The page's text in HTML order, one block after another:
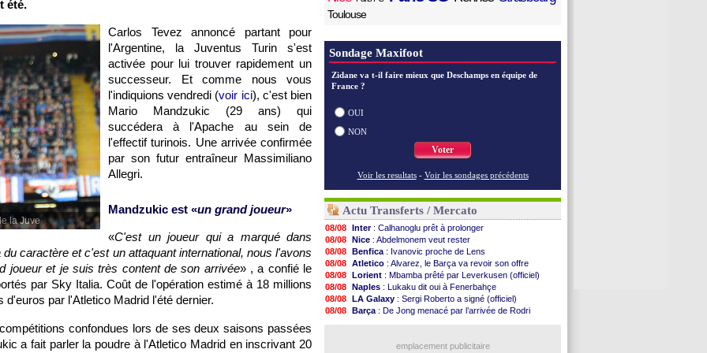
été.
la Juve
Carlos Tevez annoncé partant pour
l'Argentine, la Juventus Turin s'est
activée pour lui trouver rapidement un
successeur. Et comme nous vous
l'indiquions vendredi (voir ici), c'est bien
Mario Mandzukic (29 ans) qui
succédera à l'Apache au sein de
l'effectif turinois. Une arrivée confirmée
par son futur entraîneur Massimiliano
Allegri.
Mandzukic est «un grand joueur»
«C'est un joueur qui a marqué dans
caractère et c'est un attaquant international, nous l'avons
joueur et je suis très content de son arrivée» , a confié le
par Sky Italia. Coût de l'opération estimé à 18 millions
par l'Atletico Madrid l'été dernier.
confondues lors de ses deux saisons passées
a fait parler la poudre à l'Atletico Madrid en inscrivant 20
Toulouse
Sondage Maxifoot
Zidane va t-il faire mieux que Deschamps en équipe de
France ?
OUI
NON
Voter
Voir les resultats - Voir les sondages précédents
Actu Transferts / Mercato
08/08 Inter: Calhanoglu prêt à prolonger
08/08 Nice : Abdelmonem veut rester
08/08 Benfica : Ivanovic proche de Lens
08/08 Atletico : Alvarez, le Barça va revoir son offre
08/08 Lorient : Mbamba prêté par Leverkusen (officiel)
08/08 Naples : Lukaku dit oui à Fenerbahçe
08/08 LA Galaxy : Sergi Roberto a signé (officiel)
08/08 Barça : De Jong menacé par l’arrivée de Rodri
: Almada rejoint River Plate (off.)
emplacement publicitaire